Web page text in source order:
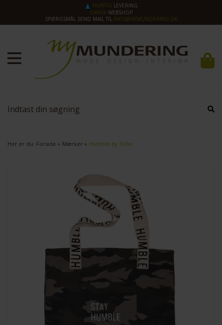
HURTIG LEVERING
DANSKWEBSHOP
SPØRGSMÅL SEND MAIL TIL INFO@NYMUNDERING.DK
Her er du: Forside » Mærker » Humble by Sofie